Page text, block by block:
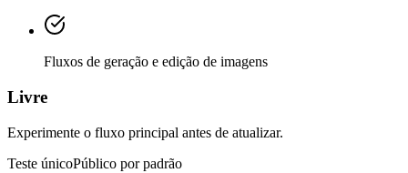
Fluxos de geração e edição de imagens
Livre
Experimente o fluxo principal antes de atualizar.
Teste únicoPúblico por padrão